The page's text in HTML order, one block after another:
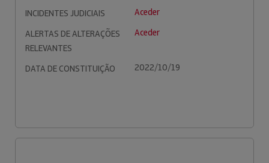
INCIDENTES JUDICIAIS
Aceder
ALERTAS DE ALTERAÇÕES
RELEVANTES
Aceder
DATA DE CONSTITUIÇÃO 2022/10/19